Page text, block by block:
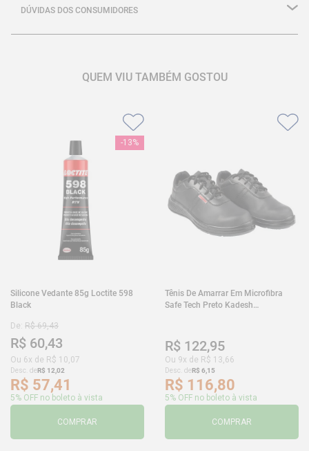
DÚVIDAS DOS CONSUMIDORES
QUEM VIU TAMBÉM GOSTOU
-13%
Silicone Vedante 85g Loctite 598
Black
De: R$ 69,43
R$ 60,43
Ou 6x de R$ 10,07
Desc. deR$ 12,02
R$ 57,41
5% OFF no boleto à vista
COMPRAR
Tênis De Amarrar Em Microfibra
Safe Tech Preto Kadesh
R$ 122,95
Ou 9x de R$ 13,66
Desc. deR$ 6,15
R$ 116,80
5% OFF no boleto à vista
COMPRAR